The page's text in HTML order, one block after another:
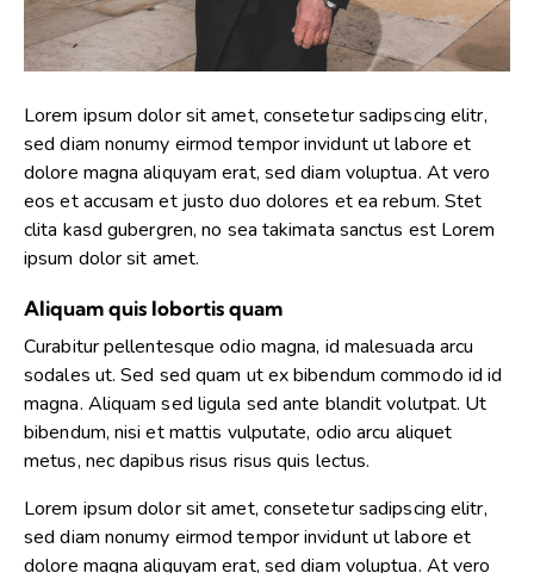
Lorem ipsum dolor sit amet, consetetur sadipscing elitr,
sed diam nonumy eirmod tempor invidunt ut labore et
dolore magna aliquyam erat, sed diam voluptua. At vero
eos et accusam et justo duo dolores et ea rebum. Stet
clita kasd gubergren, no sea takimata sanctus est Lorem
ipsum dolor sit amet.
Aliquam quis lobortis quam
Curabitur pellentesque odio magna, id malesuada arcu
sodales ut. Sed sed quam ut ex bibendum commodo id id
magna. Aliquam sed ligula sed ante blandit volutpat. Ut
bibendum, nisi et mattis vulputate, odio arcu aliquet
metus, nec dapibus risus risus quis lectus.
Lorem ipsum dolor sit amet, consetetur sadipscing elitr,
sed diam nonumy eirmod tempor invidunt ut labore et
dolore magna aliquyam erat, sed diam voluptua. At vero